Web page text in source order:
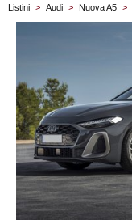
Listini > Audi > Nuova A5 >